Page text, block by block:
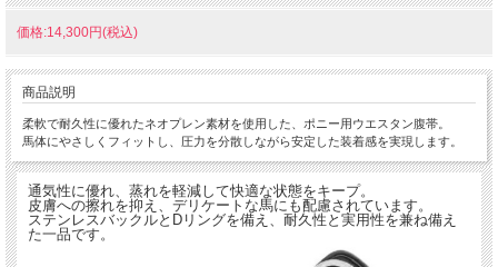
価格:14,300円(税込)
商品説明
柔軟で耐久性に優れたネオプレン素材を使用した、ポニー用ウエスタン腹帯。
馬体にやさしくフィットし、圧力を分散しながら安定した装着感を実現します。
通気性に優れ、蒸れを軽減して快適な状態をキープ。
皮膚への擦れを抑え、デリケートな馬にも配慮されています。
ステンレスバックルとDリングを備え、耐久性と実用性を兼ね備え
た一品です。